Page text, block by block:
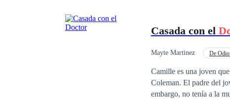
stay buried under the
scars of betrayal, and
Casada con el
Mayte Martinez De
Camille es una joven
Coleman. El padre del
embargo, no tenía a la